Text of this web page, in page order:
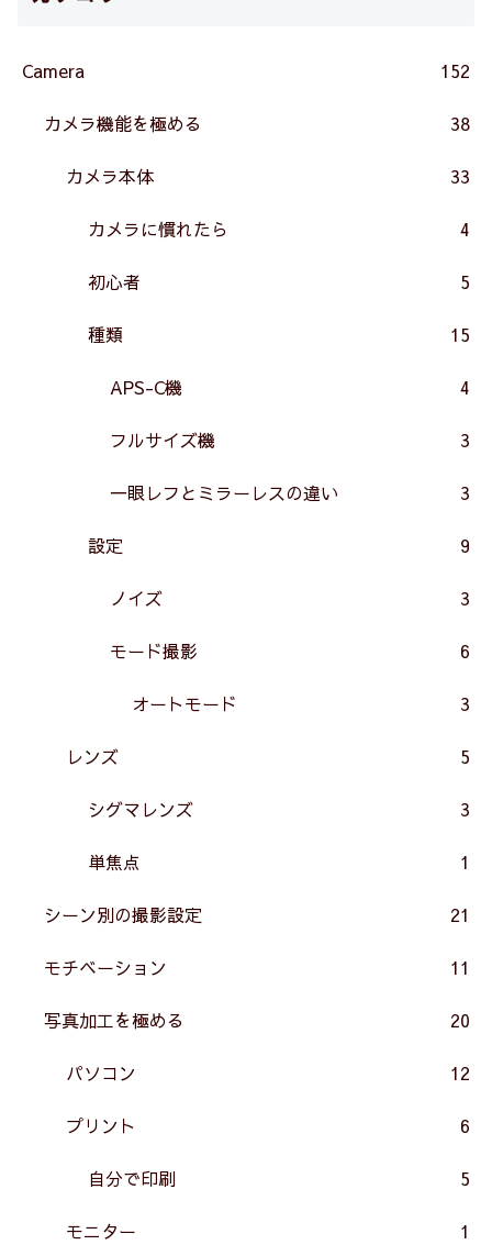
Camera 152
カメラ機能を極める 38
カメラ本体 33
カメラに慣れたら 4
初心者 5
種類 15
APS-C機 4
フルサイズ機 3
一眼レフとミラーレスの違い 3
設定 9
ノイズ 3
モード撮影 6
オートモード 3
レンズ 5
シグマレンズ 3
単焦点 1
シーン別の撮影設定 21
モチベーション 11
写真加工を極める 20
パソコン 12
プリント 6
自分で印刷 5
モニター 1